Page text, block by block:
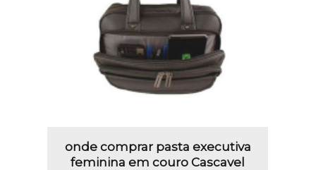
onde comprar pasta executiva
feminina em couro Cascavel